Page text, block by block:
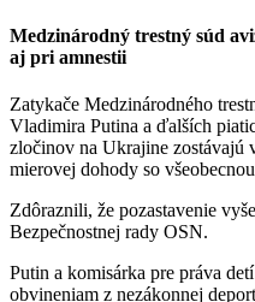
Medzinárodný trestný súd
aj pri amnestii
Zatykače Medzinárodného
Vladimira Putina a ďalších
zločinov na Ukrajine zostávajú
mierovej dohody so
Zdôraznili, že pozastavenie
Bezpečnostnej rady OSN.
Putin a komisárka pre práva
obvineniam z nezákonnej